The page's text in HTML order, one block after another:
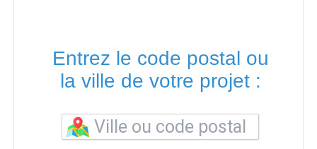
Entrez le code postal ou
la ville de votre projet :